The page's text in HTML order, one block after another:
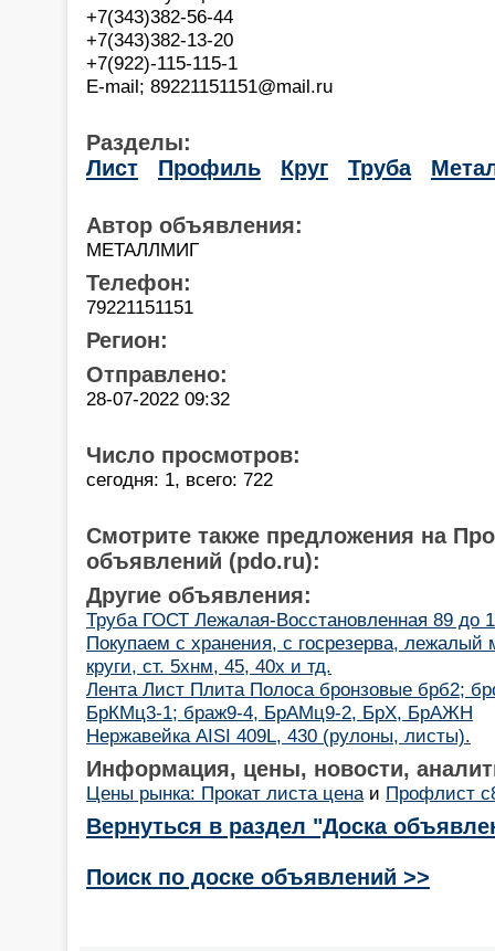
+7(343)382-56-44
+7(343)382-13-20
+7(922)-115-115-1
E-mail; 89221151151@mail.ru
Разделы:
Лист
Профиль Круг Труба
Автор объявления:
МЕТАЛЛМИГ
Телефон:
79221151151
Регион:
Отправлено:
28-07-2022 09:32
Число просмотров:
сегодня: 1, всего: 722
Смотрите также предложения на
объявлений (pdo.ru):
Другие объявления:
Труба ГОСТ Лежалая-Восстановленная 89 до
Покупаем с хранения, с госрезерва, лежалый
круги, ст. 5хнм, 45, 40х и тд.
Лента Лист Плита Полоса бронзовые брб2;
БрКМц3-1; браж9-4, БрАМц9-2, БрХ, БрАЖН
Нержавейка AISI 409L, 430 (рулоны, листы).
Информация, цены, новости,
Цены рынка: Прокат листа цена и Профлист
Вернуться в раздел "Доска
Поиск по доске объявлений >>